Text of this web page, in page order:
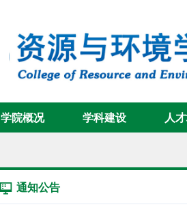
学院概况 学科建设 人
通知公告